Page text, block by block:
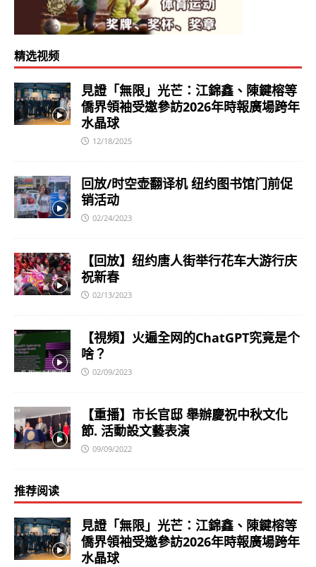
精选视频
見證「無限」光芒：江錦鑫、陳鍵榕等
僑界領袖受邀參訪2026年時報廣場跨年
水晶球
12/18/2025
回放/时空壶翻译机 纽约图书馆门前促
销活动
02/24/2023
【回放】纽约唐人街举行花车大游行庆
祝新春
02/13/2023
【視頻】火遍全网的ChatGPT究竟是个
啥？
02/09/2023
【重播】市长官邸 舉辦慶祝中秋文化
節. 活動設文藝表演
09/09/2022
推荐阅读
見證「無限」光芒：江錦鑫、陳鍵榕等
僑界領袖受邀參訪2026年時報廣場跨年
水晶球